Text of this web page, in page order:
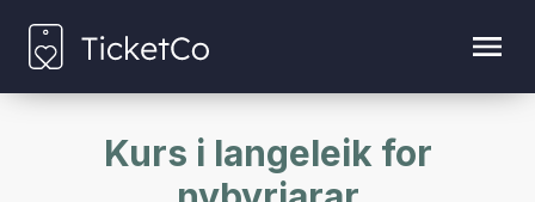
Kurs i langeleik for